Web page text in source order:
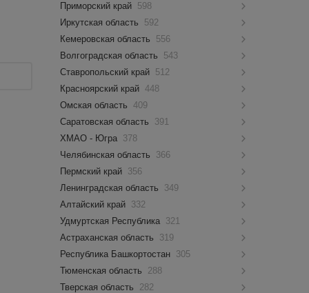
Приморский край 598
Иркутская область
592
Кемеровская область
556
Волгоградская область
543
Ставропольский край 512
Красноярский край 448
Омская область
409
Саратовская область
391
ХМАО - Югра 378
Челябинская область
366
Пермский край 356
Ленинградская область
349
Алтайский край 332
Удмуртская Республика 321
Астраханская область
319
Республика Башкортостан 305
Тюменская область
288
Тверская область
282